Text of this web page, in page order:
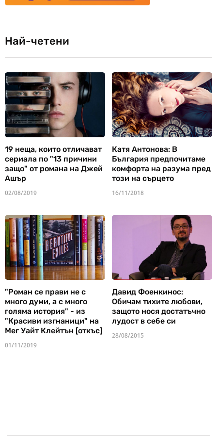
Най-четени
19 неща, които отличават
сериала по "13 причини
защо" от романа на Джей
Ашър
02/08/2019
Катя Антонова: В
България предпочитаме
комфорта на разума пред
този на сърцето
16/11/2018
"Роман се прави не с
много думи, а с много
голяма история" - из
"Красиви изгнаници" на
Мег Уайт Клейтън [откъс]
01/11/2019
Давид Фоенкинос:
Обичам тихите любови,
защото нося достатъчно
лудост в себе си
28/08/2015